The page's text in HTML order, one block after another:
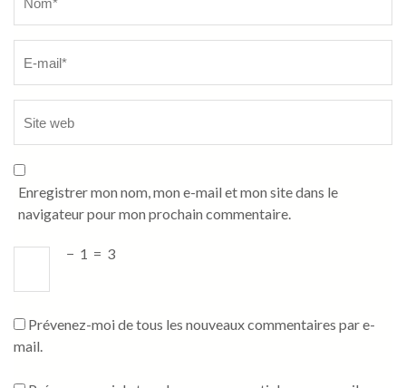
Enregistrer mon nom, mon e-mail et mon site dans le
navigateur pour mon prochain commentaire.
− 1 = 3
Prévenez-moi de tous les nouveaux commentaires par e-
mail.